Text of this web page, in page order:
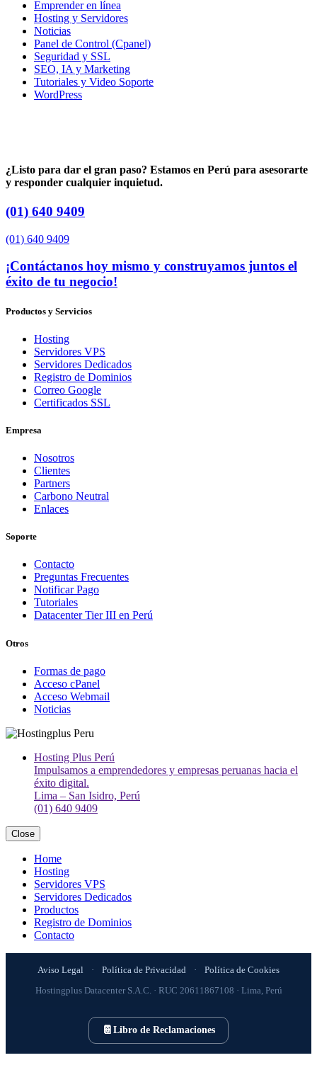
Emprender en línea
Hosting y Servidores
Noticias
Panel de Control (Cpanel)
Seguridad y SSL
SEO, IA y Marketing
Tutoriales y Video Soporte
WordPress
¿Listo para dar el gran paso? Estamos en Perú para asesorarte
y responder cualquier inquietud.
(01) 640 9409
(01) 640 9409
¡Contáctanos hoy mismo y construyamos juntos el
éxito de tu negocio!
Productos y Servicios
Hosting
Servidores VPS
Servidores Dedicados
Registro de Dominios
Correo Google
Certificados SSL
Empresa
Nosotros
Clientes
Partners
Carbono Neutral
Enlaces
Soporte
Contacto
Preguntas Frecuentes
Notificar Pago
Tutoriales
Datacenter Tier III en Perú
Otros
Formas de pago
Acceso cPanel
Acceso Webmail
Noticias
Hosting Plus Perú
Impulsamos a emprendedores y empresas peruanas hacia el
éxito digital.
Lima – San Isidro, Perú
(01) 640 9409
Close
Home
Hosting
Servidores VPS
Servidores Dedicados
Productos
Registro de Dominios
Contacto
Aviso Legal · Política de Privacidad ·
Política de Cookies
Hostingplus Datacenter S.A.C. · RUC 20611867108 · Lima, Perú
📔 Libro de Reclamaciones